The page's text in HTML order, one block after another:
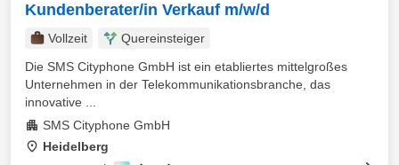
Kundenberater/in Verkauf m/w/d
Vollzeit
Quereinsteiger
Die SMS Cityphone GmbH ist ein etabliertes mittelgroßes
Unternehmen in der Telekommunikationsbranche, das
innovative ...
SMS Cityphone GmbH
Heidelberg